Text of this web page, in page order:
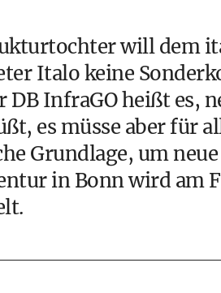
will dem
Italo keine
DB InfraGO heißt es,
es müsse aber für
Grundlage, um
in Bonn wird am